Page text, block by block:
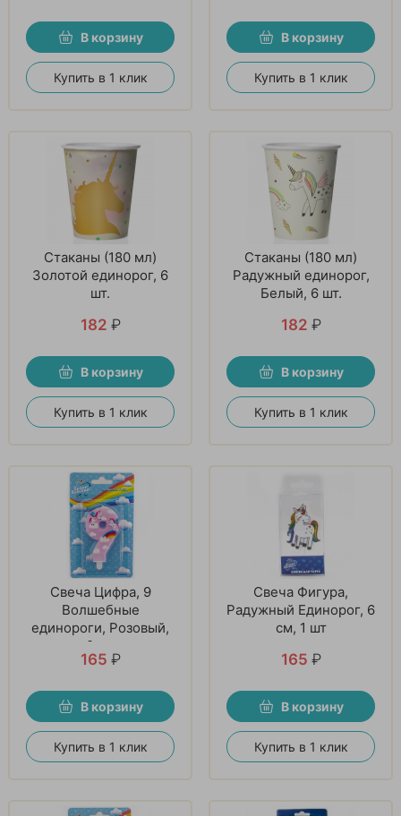
В корзину
Купить в 1 клик
В корзину
Купить в 1 клик
Стаканы (180 мл)
Золотой единорог, 6
шт.
182 ₽
В корзину
Купить в 1 клик
Стаканы (180 мл)
Радужный единорог,
Белый, 6 шт.
182 ₽
В корзину
Купить в 1 клик
Свеча Цифра, 9
Волшебные
единороги, Розовый,
9 см
165 ₽
В корзину
Купить в 1 клик
Свеча Фигура,
Радужный Единорог, 6
см, 1 шт
165 ₽
В корзину
Купить в 1 клик